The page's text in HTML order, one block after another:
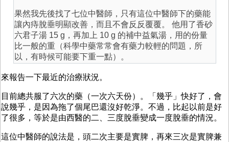
果然我先後找了七位中醫師，只有這位中醫師下的藥能
讓內痔脫垂明顯改善，而且不會反反覆覆。 他用了香砂
六君子湯 15 g，再加上 10 g 的補中益氣湯，用的份量
比一般的重（科學中藥常常會有藥力較輕的問題，所
以，有時候可能要下重一點）。
來報告一下最近的治療狀況。
目前總共服了六次的藥（一次六天份）。「幾乎」快好了，會
說幾乎，是因為拖了個尾巴還沒好乾淨。不過，比起以前是好
了很多，等於是由西醫的二、三度脫垂變成一度脫垂的情況。
這位中醫師的說法是，頭二次主要是實脾，再來三次是實脾兼